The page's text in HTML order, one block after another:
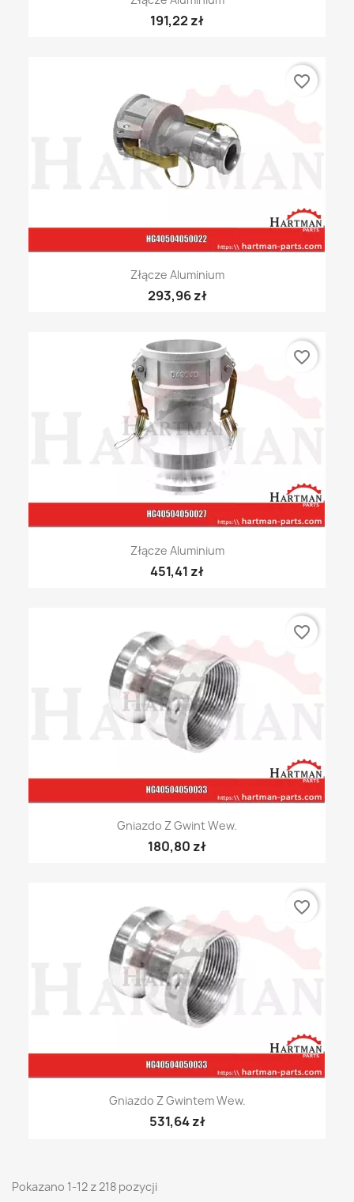
191,22 zł
Złącze Aluminium
293,96 zł
favorite_border
Złącze Aluminium
451,41 zł
favorite_border
Gniazdo Z Gwint Wew.
180,80 zł
favorite_border
Gniazdo Z Gwintem Wew.
531,64 zł
favorite_border
Pokazano 1-12 z 218 pozycji